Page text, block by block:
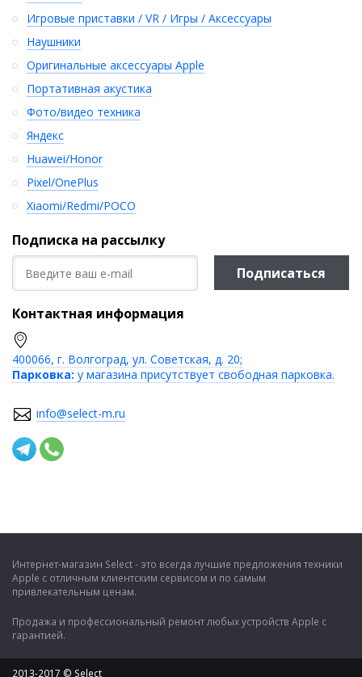
Игровые приставки / VR / Игры / Аксессуары
Наушники
Оригинальные аксессуары Apple
Портативная акустика
Фото/видео техника
Яндекс
Huawei/Honor
Pixel/OnePlus
Xiaomi/Redmi/POCO
Подписка на рассылку
Подписаться
Контактная информация
400066, г. Волгоград, ул. Советская, д. 20;
Парковка: у магазина присутствует свободная парковка.
info@select-m.ru
Интернет-магазин Select - это всегда лучшие предложения техники
Apple с отличным клиентским сервисом и по самым
привлекательным ценам.
Продажа и профессиональный ремонт любых устройств Apple с
гарантией.
2013-2017 © Select